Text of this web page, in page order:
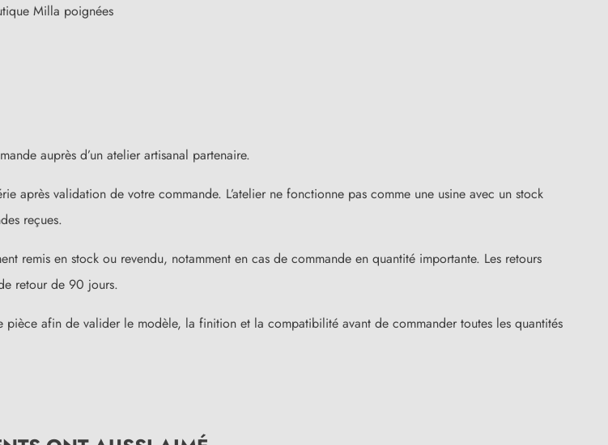
Milla poignées
auprès d’un atelier artisanal partenaire.
après validation de votre commande. L’atelier ne fonctionne pas comme une usine avec un stock
reçues.
remis en stock ou revendu, notamment en cas de commande en quantité importante. Les retours
retour de 90 jours.
afin de valider le modèle, la finition et la compatibilité avant de commander toutes les quantités